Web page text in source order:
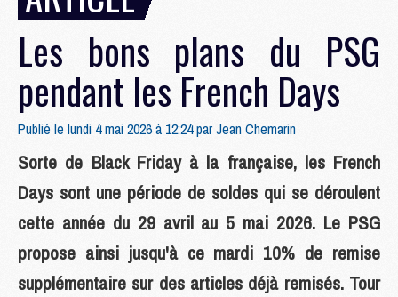
Les bons plans du PSG
pendant les French Days
Publié le lundi 4 mai 2026 à 12:24 parJean Chemarin
Sorte de Black Friday à la française, les French
Days sont une période de soldes qui se déroulent
cette année du 29 avril au 5 mai 2026. Le PSG
propose ainsi jusqu'à ce mardi 10% de remise
supplémentaire sur des articles déjà remisés. Tour